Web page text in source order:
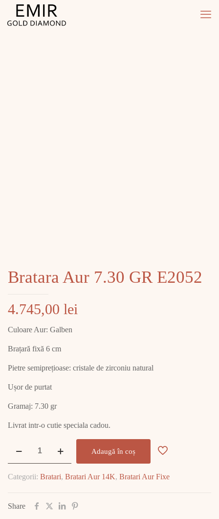
Bratara Aur 7.30 GR E2052
4.745,00 lei
Culoare Aur: Galben
Brațară fixă 6 cm
Pietre semiprețioase: cristale de zirconiu natural
Ușor de purtat
Gramaj: 7.30 gr
Livrat intr-o cutie speciala cadou.
7.30
E2052
Adaugă în coș
Categorii: Bratari, Bratari Aur 14K, Bratari Aur Fixe
Share